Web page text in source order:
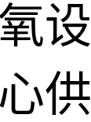
设
供